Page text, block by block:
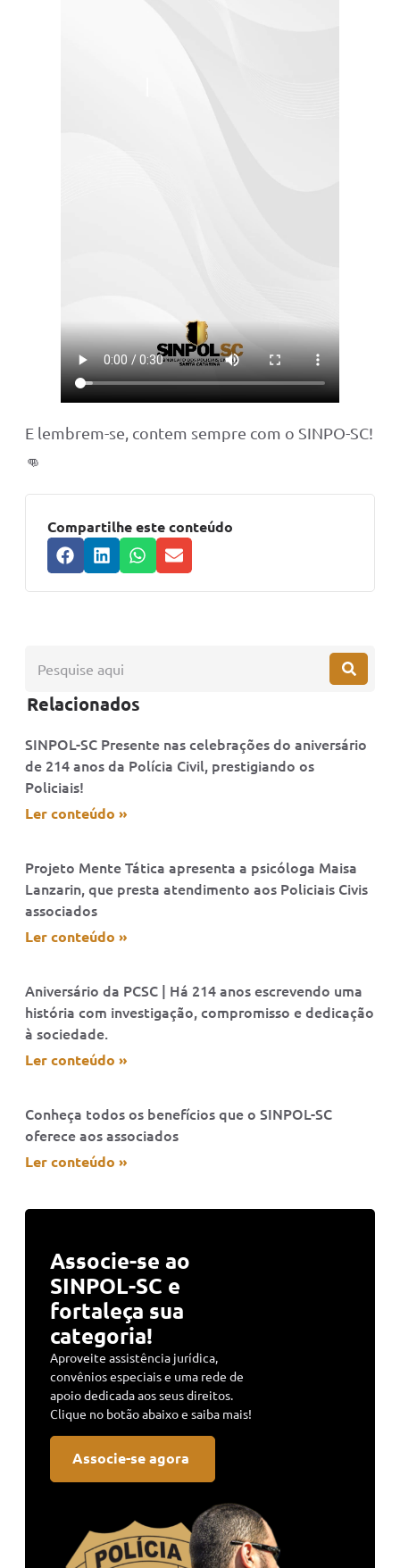
E lembrem-se, contem sempre com o SINPO-SC!
👊
Compartilhe este conteúdo
Relacionados
SINPOL-SC Presente nas celebrações do aniversário
de 214 anos da Polícia Civil, prestigiando os
Policiais!
Ler conteúdo »
Projeto Mente Tática apresenta a psicóloga Maisa
Lanzarin, que presta atendimento aos Policiais Civis
associados
Ler conteúdo »
Aniversário da PCSC | Há 214 anos escrevendo uma
história com investigação, compromisso e dedicação
à sociedade.
Ler conteúdo »
Conheça todos os benefícios que o SINPOL-SC
oferece aos associados
Ler conteúdo »
Associe-se ao
SINPOL-SC e
fortaleça sua
categoria!
Aproveite assistência jurídica,
convênios especiais e uma rede de
apoio dedicada aos seus direitos.
Clique no botão abaixo e saiba mais!
Associe-se agora